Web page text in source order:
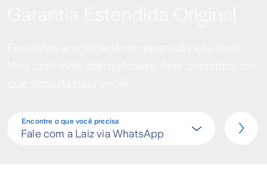
Encontre o que você precisa
Fale com a Laiz via WhatsApp